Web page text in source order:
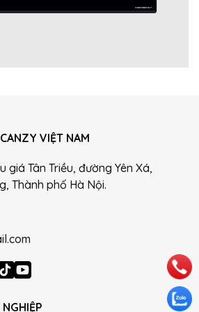
VIỆT NAM
giá Tân Triều, đường Yên Xá,
Thành phố Hà Nội.